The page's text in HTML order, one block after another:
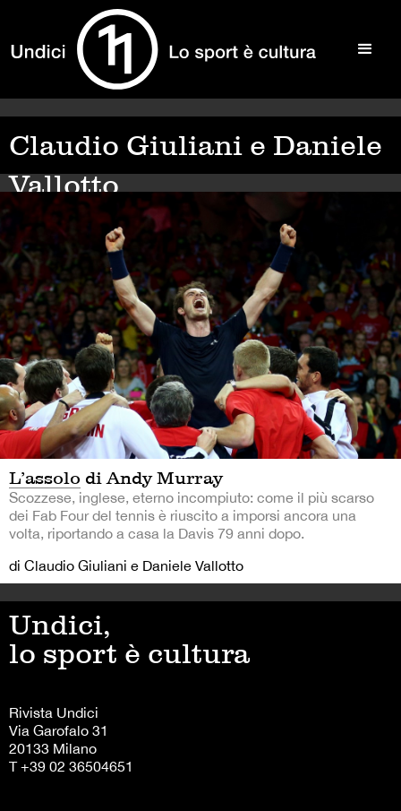
Claudio Giuliani e Daniele
Vallotto
L’assolo di Andy Murray
Scozzese, inglese, eterno incompiuto: come il più scarso
dei Fab Four del tennis è riuscito a imporsi ancora una
volta, riportando a casa la Davis 79 anni dopo.
di Claudio Giuliani e Daniele Vallotto
Undici,
lo sport è cultura
Rivista Undici
Via Garofalo 31
20133 Milano
T +39 02 36504651